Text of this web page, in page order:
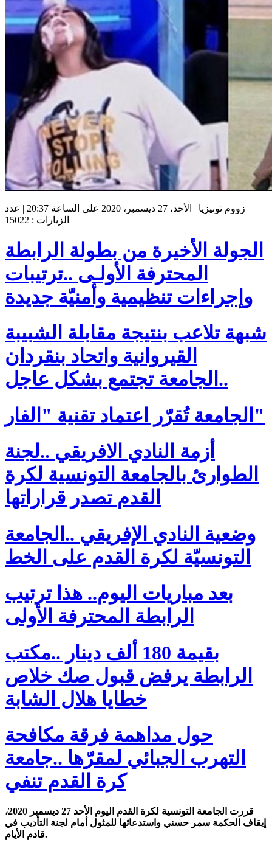
زووم تونيزيا | الأحد، 27 ديسمبر، 2020 على الساعة 20:37 | عدد
الزيارات : 15022
الجولة الأخيرة من بطولة الرابطة
المحترفة الأولـى ..ترتيبات
وإجراءات تنظيمية وأمنيّة جديدة
شبهة تلاعب بنتيجة مقابلة الشبيبة
القيروانية واتحاد بنقردان
..الجامعة تجتمع بشكل عاجل
الجامعة تُقرّر اعتماد تقنية "الفار"
أزمة النادي الافريقي ..لجنة
الطوارئ بالجامعة التونسية لكرة
القدم تصدر قراراتها
وضعية النادي الإفريقي ..الجامعة
التونسيّة لكرة القدم على الخط
بعد مباريات اليوم.. هذا ترتيب
الرابطة المحترفة الأولى
بقيمة 180 ألف دينار ..مكتب
الرابطة يرفض قبول صك خلاص
خطايا هلال الشابة
حول مداهمة فرقة مكافحة
التهرب الجبائي لمقرّها ..جامعة
كرة القدم تنفي
قررت الجامعة التونسية لكرة القدم اليوم الأحد 27 ديسمبر 2020،
إيقاف الحكمة سمر حسني واستدعائها للمثول أمام لجنة التأديب في
قادم الأيام.